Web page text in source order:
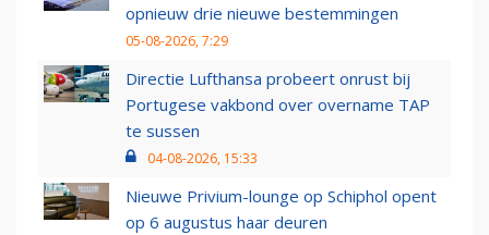
opnieuw drie nieuwe bestemmingen
05-08-2026, 7:29
Directie Lufthansa probeert onrust bij
Portugese vakbond over overname TAP
te sussen
04-08-2026, 15:33
Nieuwe Privium-lounge op Schiphol opent
op 6 augustus haar deuren